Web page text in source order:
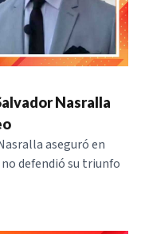
Nasralla
aseguró en
defendió su triunfo